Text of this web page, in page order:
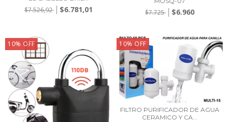
$7.526,92 $6.781,01 $7.725 $6.960
10% OFF 10% OFF
FILTRO PURIFICADOR DE AGUA
CERAMICO Y CA...